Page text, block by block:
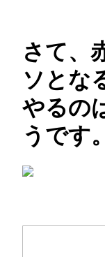
さて、
ソとな
やるの
うです